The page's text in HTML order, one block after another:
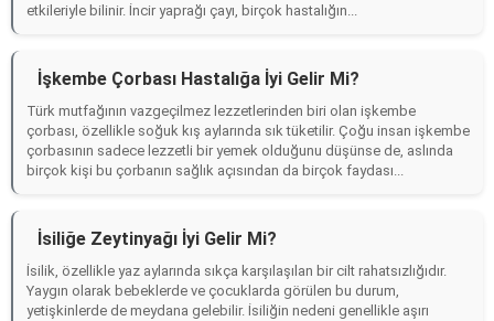
etkileriyle bilinir. İncir yaprağı çayı, birçok hastalığın...
İşkembe Çorbası Hastalığa İyi Gelir Mi?
Türk mutfağının vazgeçilmez lezzetlerinden biri olan işkembe
çorbası, özellikle soğuk kış aylarında sık tüketilir. Çoğu insan işkembe
çorbasının sadece lezzetli bir yemek olduğunu düşünse de, aslında
birçok kişi bu çorbanın sağlık açısından da birçok faydası...
İsiliğe Zeytinyağı İyi Gelir Mi?
İsilik, özellikle yaz aylarında sıkça karşılaşılan bir cilt rahatsızlığıdır.
Yaygın olarak bebeklerde ve çocuklarda görülen bu durum,
yetişkinlerde de meydana gelebilir. İsiliğin nedeni genellikle aşırı